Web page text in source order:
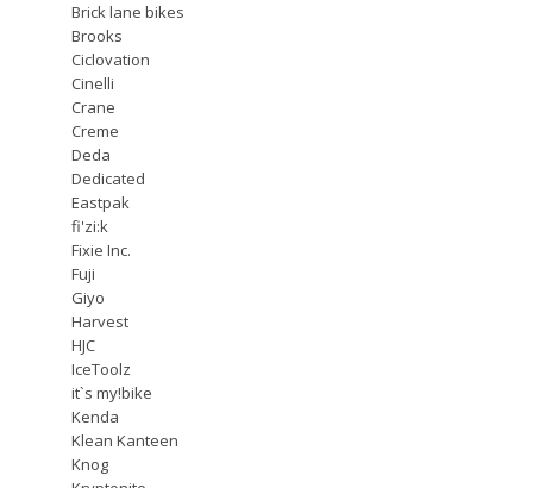
Brick lane bikes
Brooks
Ciclovation
Cinelli
Crane
Creme
Deda
Dedicated
Eastpak
fi'zi:k
Fixie Inc.
Fuji
Giyo
Harvest
HJC
IceToolz
it`s my!bike
Kenda
Klean Kanteen
Knog